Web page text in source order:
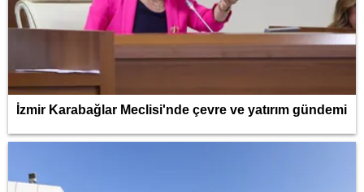
İzmir Karabağlar Meclisi'nde çevre ve yatırım gündemi